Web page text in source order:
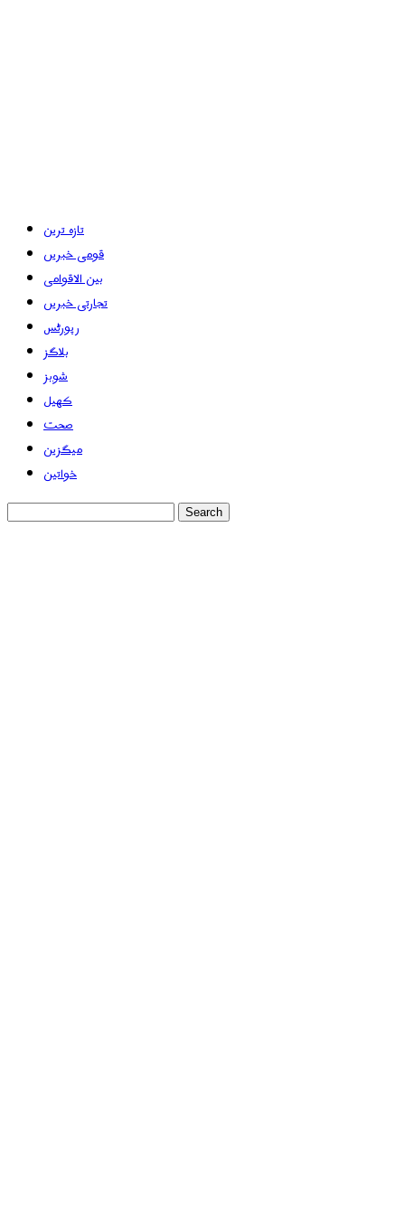
تازہ ترین
قومی خبریں
بین الاقوامی
تجارتی خبریں
رپورٹس
بلاگز
شوبز
کھیل
صحت
میگزین
خواتین